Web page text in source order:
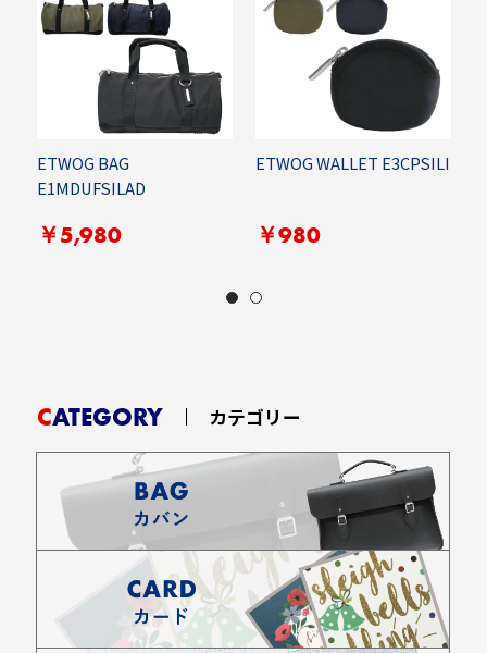
ETWOG BAG
E1MDUFSILAD
￥5,980
ETWOG WALLET E3CPSILI
￥980
CATEGORY カテゴリー